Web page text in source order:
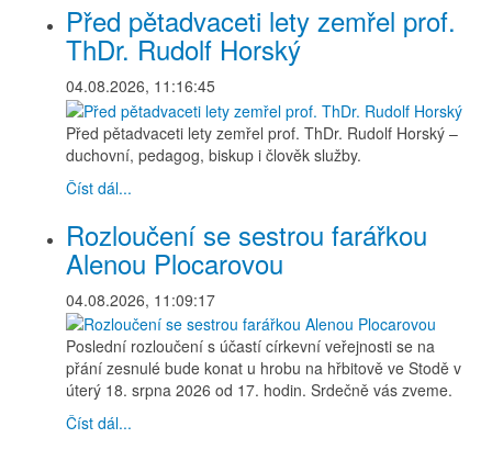
Před pětadvaceti lety zemřel prof.
ThDr. Rudolf Horský
04.08.2026, 11:16:45
Před pětadvaceti lety zemřel prof. ThDr. Rudolf Horský –
duchovní, pedagog, biskup i člověk služby.
Číst dál...
Rozloučení se sestrou farářkou
Alenou Plocarovou
04.08.2026, 11:09:17
Poslední rozloučení s účastí církevní veřejnosti se na
přání zesnulé bude konat u hrobu na hřbitově ve Stodě v
úterý 18. srpna 2026 od 17. hodin. Srdečně vás zveme.
Číst dál...